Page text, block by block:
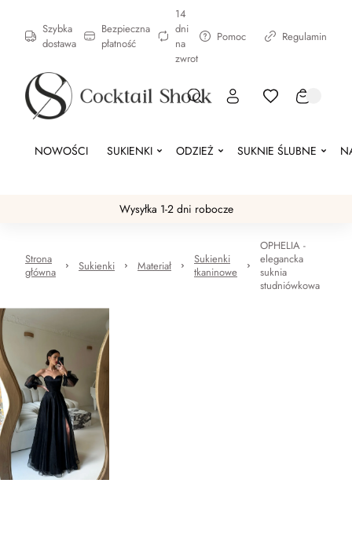
Szybka
dostawa
Bezpieczna
płatność
14
dni
na
zwrot
Pomoc Regulamin
NOWOŚCI SUKIENKI ODZIEŻ SUKNIE ŚLUBNE
Wysyłka 1-2 dni robocze
Strona
główna
Sukienki Materiał
Sukienki
tkaninowe
OPHELIA -
elegancka
suknia
studniówkowa